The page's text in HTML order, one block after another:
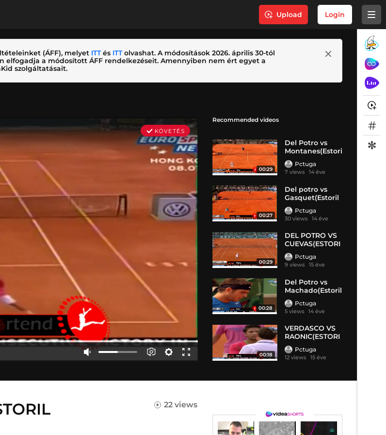
Upload Login
(ÁFF), melyet ITTés ITTolvashat. A módosítások 2026. április 30-tól
elfogadja a módosított ÁFF rendelkezéseit. Amennyiben nem ért egyet a
szolgáltatásait.
Recommended videos
00:29
Del Potro vs
Montanes(Estori
l
Pctuga
7 views 14 éve
00:27
Del potro vs
Gasquet(Estoril
F
Pctuga
30 views 14 éve
00:29
DEL POTRO VS
CUEVAS(ESTORI
L OP
Pctuga
9 views 15 éve
00:28
Del Potro vs
Machado(Estoril
2
Pctuga
5 views 14 éve
00:18
VERDASCO VS
RAONIC(ESTORI
L OPE
Pctuga
12 views 15 éve
22 views